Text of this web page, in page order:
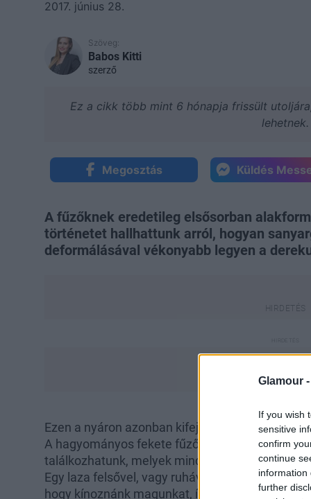
Glamour -
If you wish
sensitive
confirm
continue
information
further
2017. június 28.
Szöveg:
Babos Kitti
szerző
Ez a cikk több mint 6 hónapja frissült
lehetnek.
Megosztás Küldés
A fűzőknek eredetileg elsősorban
történetet hallhattunk arról, hogyan
deformálásával vékonyabb legyen a
Ezen a nyáron azonban kifejezetten divatos
A hagyományos fekete fűzőn túl egyre
találkozhatunk, melyek mind kiemelik az
Egy laza felsővel, vagy ruhával viselve sokkal
hogy kínoznánk magunkat, így valószínűleg